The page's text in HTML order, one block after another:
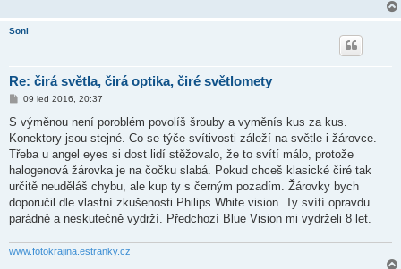
Soni
Re: čirá světla, čirá optika, čiré světlomety
P
í
p
ě
e
k
09 led 2016, 20:37
S výměnou není poroblém povolíš šrouby a vyměnís kus za kus.
Konektory jsou stejné. Co se týče svítivosti záleží na světle i žárovce.
Třeba u angel eyes si dost lidí stěžovalo, že to svítí málo, protože
halogenová žárovka je na čočku slabá. Pokud chceš klasické čiré tak
určitě neuděláš chybu, ale kup ty s černým pozadím. Žárovky bych
doporučil dle vlastní zkušenosti Philips White vision. Ty svítí opravdu
parádně a neskutečně vydrží. Předchozí Blue Vision mi vydrželi 8 let.
www.fotokrajina.estranky.cz